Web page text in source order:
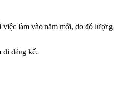
làm vào năm mới, do đó lượng
đi đáng kể.